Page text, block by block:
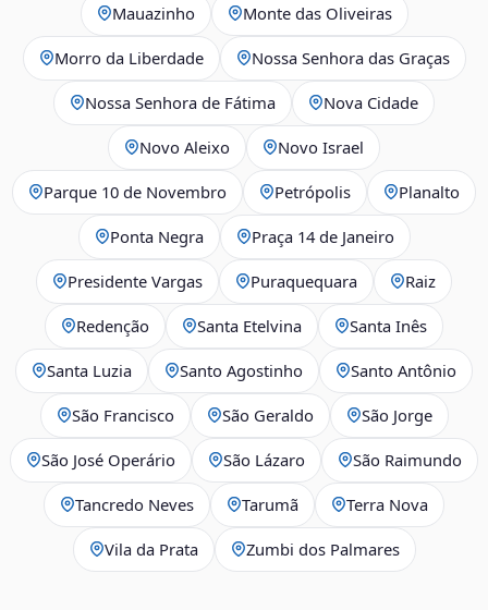
Mauazinho Monte das Oliveiras
Morro da Liberdade Nossa Senhora das Graças
Nossa Senhora de Fátima Nova Cidade
Novo Aleixo Novo Israel
Parque 10 de Novembro Petrópolis Planalto
Ponta Negra Praça 14 de Janeiro
Presidente Vargas Puraquequara Raiz
Redenção Santa Etelvina Santa Inês
Santa Luzia Santo Agostinho Santo Antônio
São Francisco São Geraldo São Jorge
São José Operário São Lázaro São Raimundo
Tancredo Neves Tarumã Terra Nova
Vila da Prata Zumbi dos Palmares